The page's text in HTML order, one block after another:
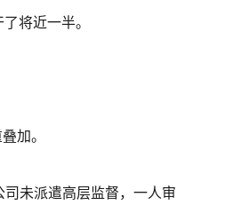
将近一半。
加。
未派遣高层监督，一人审